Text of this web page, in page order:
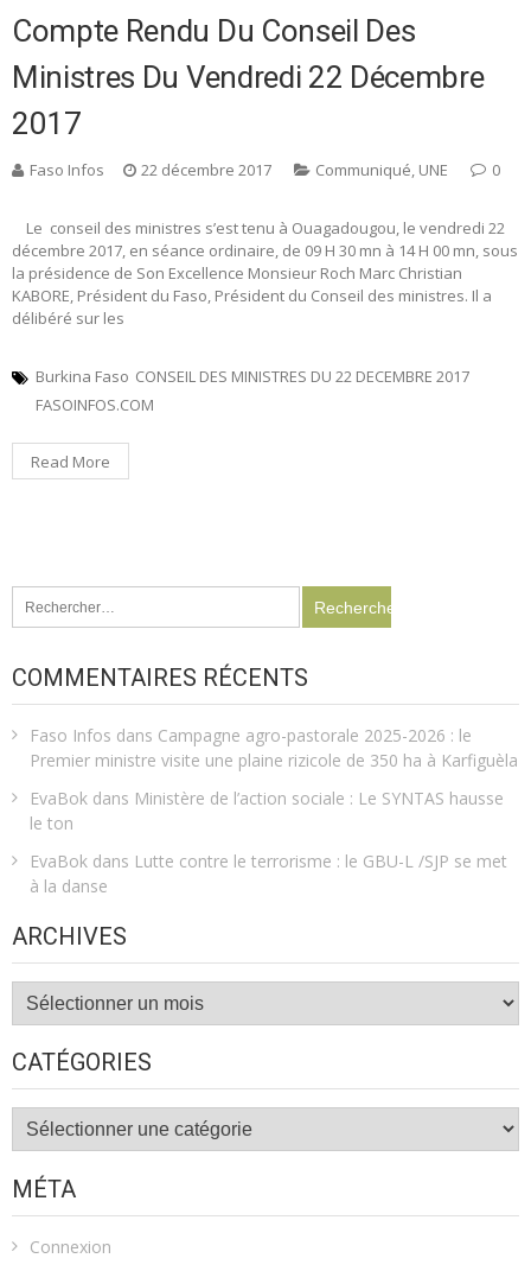
Compte Rendu Du Conseil Des
Ministres Du Vendredi 22 Décembre
2017
Faso Infos 22 décembre 2017 Communiqué, UNE 0
Le conseil des ministres s’est tenu à Ouagadougou, le vendredi 22
décembre 2017, en séance ordinaire, de 09 H 30 mn à 14 H 00 mn, sous
la présidence de Son Excellence Monsieur Roch Marc Christian
KABORE, Président du Faso, Président du Conseil des ministres. Il a
délibéré sur les
Burkina Faso CONSEIL DES MINISTRES DU 22 DECEMBRE 2017
FASOINFOS.COM
Read More
COMMENTAIRES RÉCENTS
Faso Infos dans Campagne agro-pastorale 2025-2026 : le
Premier ministre visite une plaine rizicole de 350 ha à Karfiguèla
EvaBok dans Ministère de l’action sociale : Le SYNTAS hausse
le ton
EvaBok dans Lutte contre le terrorisme : le GBU-L /SJP se met
à la danse
ARCHIVES
Archives
CATÉGORIES
Catégories
MÉTA
Connexion